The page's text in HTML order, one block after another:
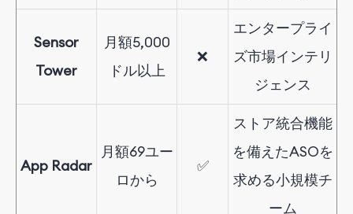
Sensor
Tower
月額5,000
ドル以上
❌
エンタープライ
ズ市場インテリ
ジェンス
App Radar
月額69ユー
ロから
✅
ストア統合機能
を備えたASOを
求める小規模チ
ーム